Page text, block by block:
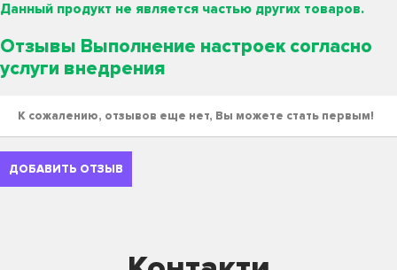
Данный продукт не является частью других товаров.
Отзывы Выполнение настроек согласно
услуги внедрения
К сожалению, отзывов еще нет, Вы можете стать первым!
ДОБАВИТЬ ОТЗЫВ